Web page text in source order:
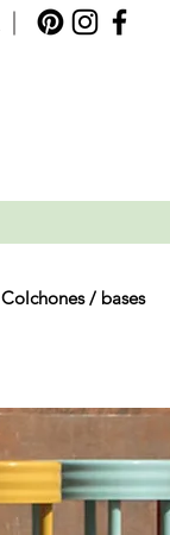
Colchones / bases